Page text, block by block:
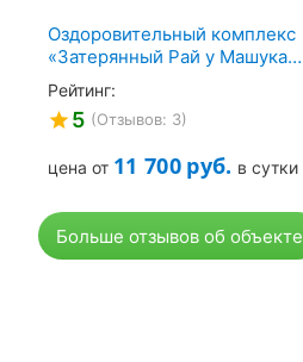
Оздоровительный комплекс
«Затерянный Рай у Машука»,
Пятигорск
Рейтинг:
5 (Отзывов: 3)
цена от 11 700 руб. в сутки
Больше отзывов об объекте